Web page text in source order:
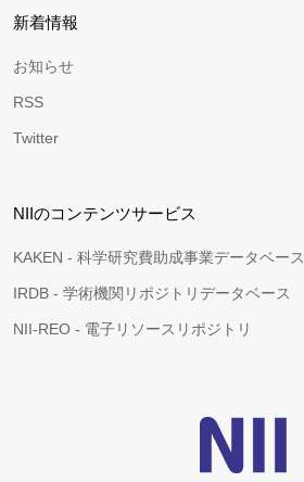
新着情報
お知らせ
RSS
Twitter
NIIのコンテンツサービス
KAKEN - 科学研究費助成事業データベース
IRDB - 学術機関リポジトリデータベース
NII-REO - 電子リソースリポジトリ